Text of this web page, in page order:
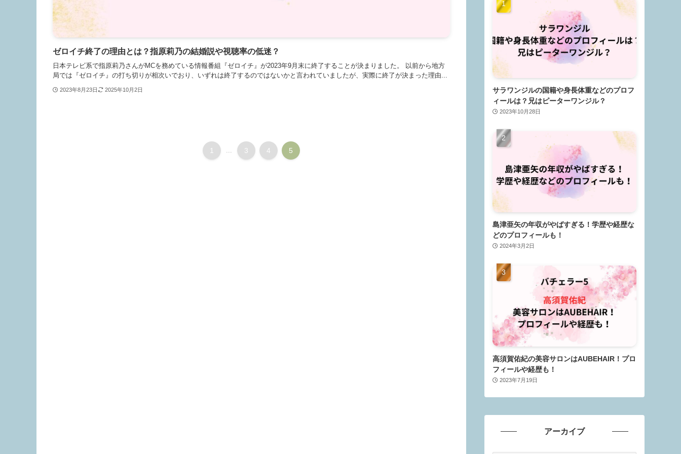
ゼロイチ終了の理由とは？指原莉乃の結婚説や視聴率の低迷？
日本テレビ系で指原莉乃さんがMCを務めている情報番組『ゼロイチ』が2023年9月末に終了することが決まりました。 以前から地方
局では『ゼロイチ』の打ち切りが相次いでおり、いずれは終了するのではないかと言われていましたが、実際に終了が決まった理由...
2023年8月23日 2025年10月2日
1 3 4 5
サラワンジルの国籍や身長体重などのプロフ
ィールは？兄はピーターワンジル？
2023年10月28日
島津亜矢の年収がやばすぎる！学歴や経歴な
どのプロフィールも！
2024年3月2日
高須賀佑紀の美容サロンはAUBEHAIR！プロ
フィールや経歴も！
2023年7月19日
アーカイブ